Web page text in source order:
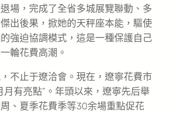
場，完成了全省多城展覽聯動、多
出後果，掀她的天秤座本能，驅使
強迫協調模式，這是一種保護自己
輪花費高潮。
不止于遼洽會。現在，遼寧花費市
月有亮點”。年頭以來，遼寧先后舉
、夏季花費季等30余場重點促花